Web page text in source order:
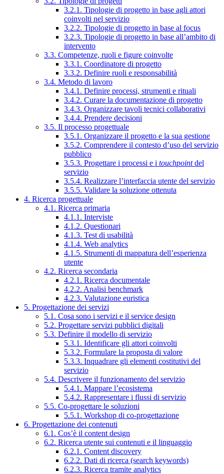
3.2.1. Tipologie di progetto in base agli attori
coinvolti nel servizio
3.2.2. Tipologie di progetto in base al focus
3.2.3. Tipologie di progetto in base all’ambito di
intervento
3.3. Competenze, ruoli e figure coinvolte
3.3.1. Coordinatore di progetto
3.3.2. Definire ruoli e responsabilità
3.4. Metodo di lavoro
3.4.1. Definire processi, strumenti e rituali
3.4.2. Curare la documentazione di progetto
3.4.3. Organizzare tavoli tecnici collaborativi
3.4.4. Prendere decisioni
3.5. Il processo progettuale
3.5.1. Organizzare il progetto e la sua gestione
3.5.2. Comprendere il contesto d’uso del servizio
pubblico
3.5.3. Progettare i processi e i touchpointdel
servizio
3.5.4. Realizzare l’interfaccia utente del servizio
3.5.5. Validare la soluzione ottenuta
4. Ricerca progettuale
4.1. Ricerca primaria
4.1.1. Interviste
4.1.2. Questionari
4.1.3. Test di usabilità
4.1.4. Web analytics
4.1.5. Strumenti di mappatura dell’esperienza
utente
4.2. Ricerca secondaria
4.2.1. Ricerca documentale
4.2.2. Analisi benchmark
4.2.3. Valutazione euristica
5. Progettazione dei servizi
5.1. Cosa sono i servizi e il service design
5.2. Progettare servizi pubblici digitali
5.3. Definire il modello di servizio
5.3.1. Identificare gli attori coinvolti
5.3.2. Formulare la proposta di valore
5.3.3. Inquadrare gli elementi costitutivi del
servizio
5.4. Descrivere il funzionamento del servizio
5.4.1. Mappare l’ecosistema
5.4.2. Rappresentare i flussi di servizio
5.5. Co-progettare le soluzioni
5.5.1. Workshop di co-progettazione
6. Progettazione dei contenuti
6.1. Cos’è il content design
6.2. Ricerca utente sui contenuti e il linguaggio
6.2.1. Content discovery
6.2.2. Dati di ricerca (search keywords)
6.2.3. Ricerca tramite analytics